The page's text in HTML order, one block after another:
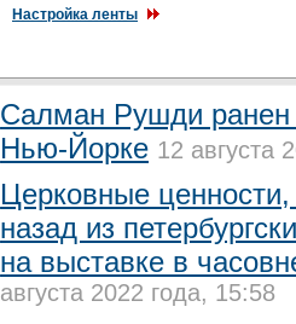
Настройка ленты
Салман Рушди ранен
Нью-Йорке 12 августа
Церковные
назад из
на выставке в
августа 2022 года, 15:58